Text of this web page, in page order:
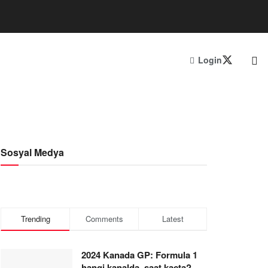
Login
Sosyal Medya
Trending Comments Latest
2024 Kanada GP: Formula 1